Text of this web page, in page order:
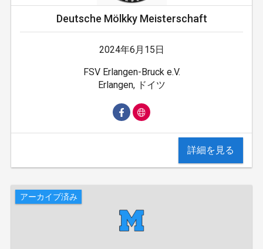
Deutsche Mölkky Meisterschaft
2024年6月15日
FSV Erlangen-Bruck e.V.
Erlangen, ドイツ
詳細を見る
アーカイブ済み